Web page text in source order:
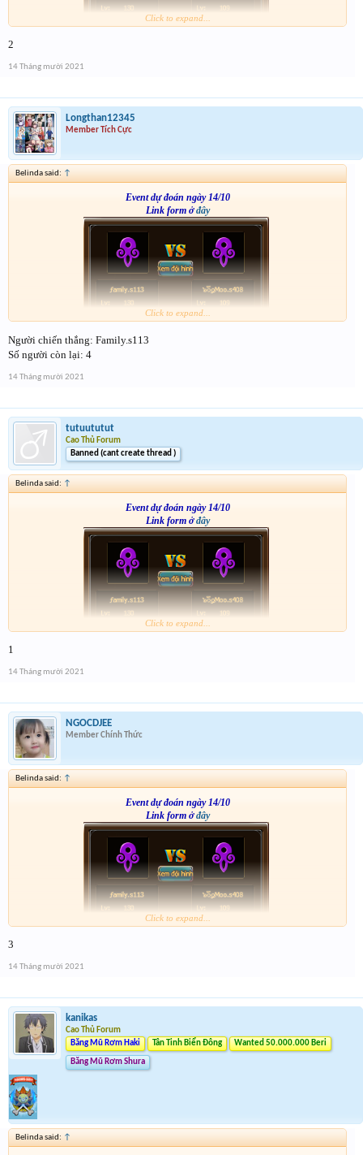
Click to expand...
2
14 Tháng mười 2021
Longthan12345
Member Tích Cực
Belinda said: ↑
Event dự đoán ngày 14/10
Link form ởđây
Click to expand...
Người chiến thắng: Family.s113
Số người còn lại: 4
14 Tháng mười 2021
tutuututut
Cao Thủ Forum
Banned (cant create thread )
Belinda said: ↑
Event dự đoán ngày 14/10
Link form ởđây
Click to expand...
1
14 Tháng mười 2021
NGOCDJEE
Member Chính Thức
Belinda said: ↑
Event dự đoán ngày 14/10
Link form ởđây
Click to expand...
3
14 Tháng mười 2021
kanikas
Cao Thủ Forum
Băng Mũ Rơm Haki
Tân Tinh Biển Đông Wanted 50.000.000 Beri
Băng Mũ Rơm Shura
Belinda said: ↑